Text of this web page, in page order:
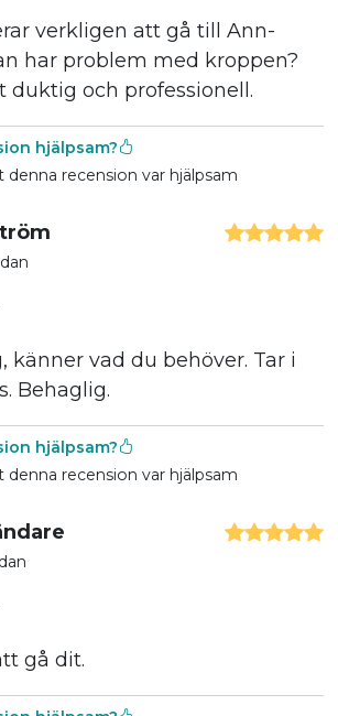
verkligen att gå till Ann-
har problem med kroppen?
duktig och professionell.
hjälpsam?
recension var hjälpsam
känner vad du behöver. Tar i
Behaglig.
hjälpsam?
recension var hjälpsam
gå dit.